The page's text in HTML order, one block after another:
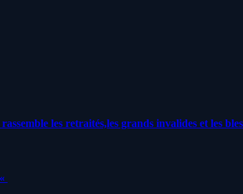
les retraités,les grands invalides et les